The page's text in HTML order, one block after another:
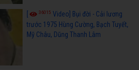
36015 Video] Bụi đời - Cải lương
trước 1975 Hùng Cường, Bạch Tuyết,
Mỹ Châu, Dũng Thanh Lâm